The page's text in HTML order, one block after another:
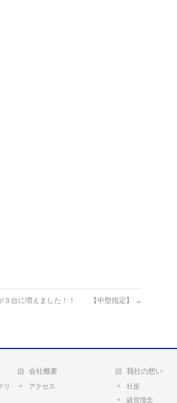
３台に増えました！！ 【中型指定】 →
リ
会社概要
アクセス
我社の想い
社是
経営理念